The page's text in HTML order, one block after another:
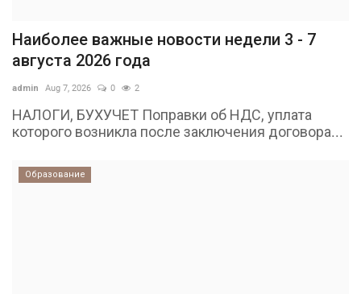
Наиболее важные новости недели 3 - 7
августа 2026 года
admin Aug 7, 2026 0 2
НАЛОГИ, БУХУЧЕТ Поправки об НДС, уплата
которого возникла после заключения договора...
Образование